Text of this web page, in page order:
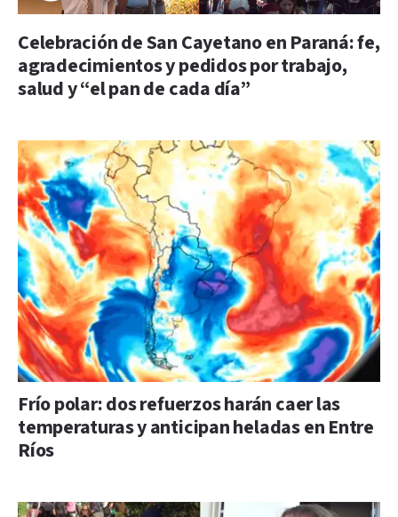
Celebración de San Cayetano en Paraná: fe,
agradecimientos y pedidos por trabajo,
salud y “el pan de cada día”
Frío polar: dos refuerzos harán caer las
temperaturas y anticipan heladas en Entre
Ríos